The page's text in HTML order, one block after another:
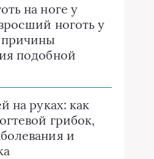
на ноге у
ноготь у
подобной
на руках: как
грибок,
и